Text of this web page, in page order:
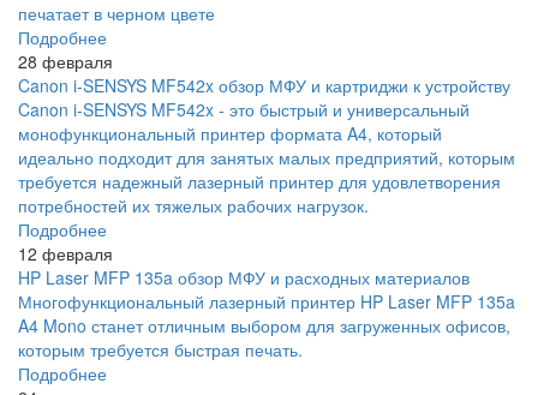
печатает в черном цвете
Подробнее
28 февраля
Canon i-SENSYS MF542x обзор МФУ и картриджи к устройству
Canon i-SENSYS MF542x - это быстрый и универсальный
монофункциональный принтер формата A4, который
идеально подходит для занятых малых предприятий, которым
требуется надежный лазерный принтер для удовлетворения
потребностей их тяжелых рабочих нагрузок.
Подробнее
12 февраля
HP Laser MFP 135a обзор МФУ и расходных материалов
Многофункциональный лазерный принтер HP Laser MFP 135a
A4 Mono станет отличным выбором для загруженных офисов,
которым требуется быстрая печать.
Подробнее